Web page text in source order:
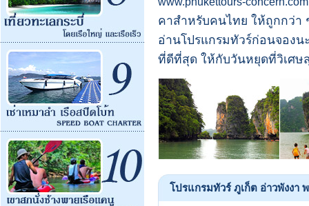
คาสำหรับคนไทย ให้ถูกกว่า
อ่านโปรแกรมทัวร์ก่อนจองน
ที่ดีที่สุด ให้กับวันหยุดที่วิเศษ
โปรแกรมทัวร์ ภูเก็ต อ่าวพังงา